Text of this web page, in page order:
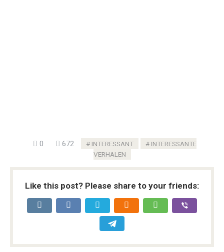
0 672 INTERESSANT
INTERESSANTE
VERHALEN
Like this post? Please share to your friends: